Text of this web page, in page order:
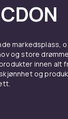
markedsplass,
og store
innen alt
og